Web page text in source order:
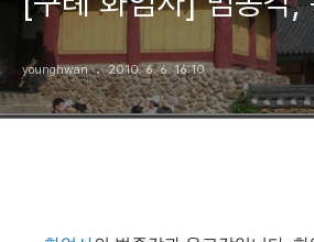
younghwan 2010. 6. 6. 16:10